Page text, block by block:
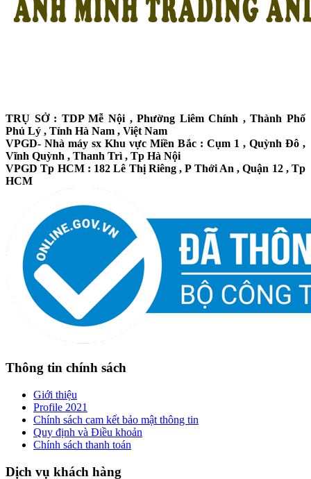
TRỤ SỞ : TDP Mễ Nội , Phường Liêm Chính , Thành Phố
Phủ Lý , Tỉnh Hà Nam , Việt Nam
VPGD- Nhà máy sx Khu vực Miền Bắc : Cụm 1 , Quỳnh Đô ,
Vĩnh Quỳnh , Thanh Trì , Tp Hà Nội
VPGD Tp HCM : 182 Lê Thị Riêng , P Thới An , Quận 12 , Tp
HCM
Thông tin chính sách
Giới thiệu
Profile 2021
Chính sách cam kết bảo mật thông tin
Quy định và Điều khoản
Chính sách thanh toán
Dịch vụ khách hàng